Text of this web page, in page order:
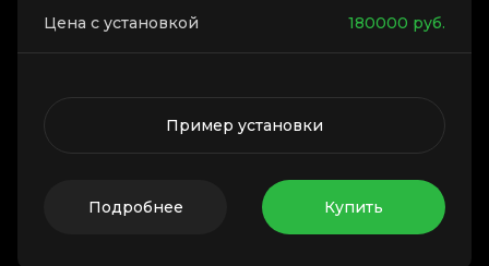
Цена с установкой 180000 руб.
Пример установки
Подробнее Купить